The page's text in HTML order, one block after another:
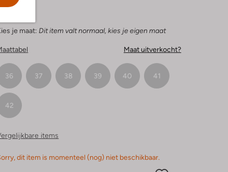
je maat: Dit item valt normaal, kies je eigen maat
Maat uitverkocht?
36 37 38 39 40 41
42
items
dit item is momenteel (nog) niet beschikbaar.